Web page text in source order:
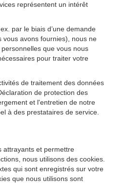
représentent un intérêt
par le biais d’une demande
vous avons fournies), nous ne
que vous nous
pour traiter votre
de traitement des données
de protection des
et l'entretien de notre
à des prestataires de service.
attrayants et permettre
nous utilisons des cookies.
qui sont enregistrés sur votre
que nous utilisons sont